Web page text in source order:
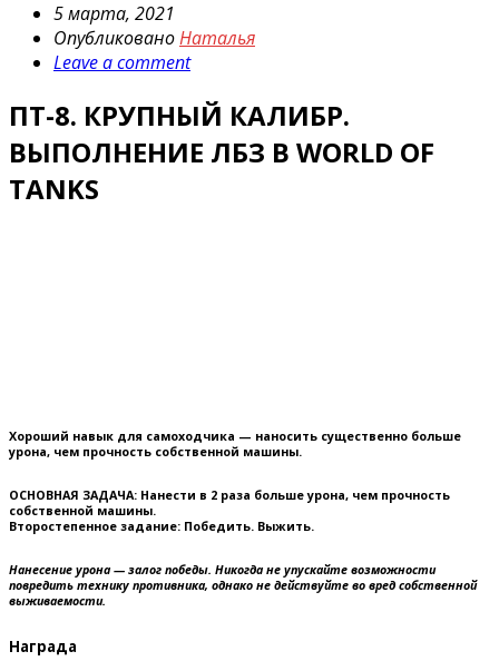
5 марта, 2021
ОпубликованоНаталья
Leave a comment
ПТ-8. КРУПНЫЙ КАЛИБР.
ВЫПОЛНЕНИЕ ЛБЗ В WORLD OF
TANKS
Хороший навык для самоходчика — наносить существенно больше
урона, чем прочность собственной машины.
ОСНОВНАЯ ЗАДАЧА: Нанести в 2 раза больше урона, чем прочность
собственной машины.
Второстепенное задание: Победить. Выжить.
Нанесение урона — залог победы. Никогда не упускайте возможности
повредить технику противника, однако не действуйте во вред собственной
выживаемости.
Награда